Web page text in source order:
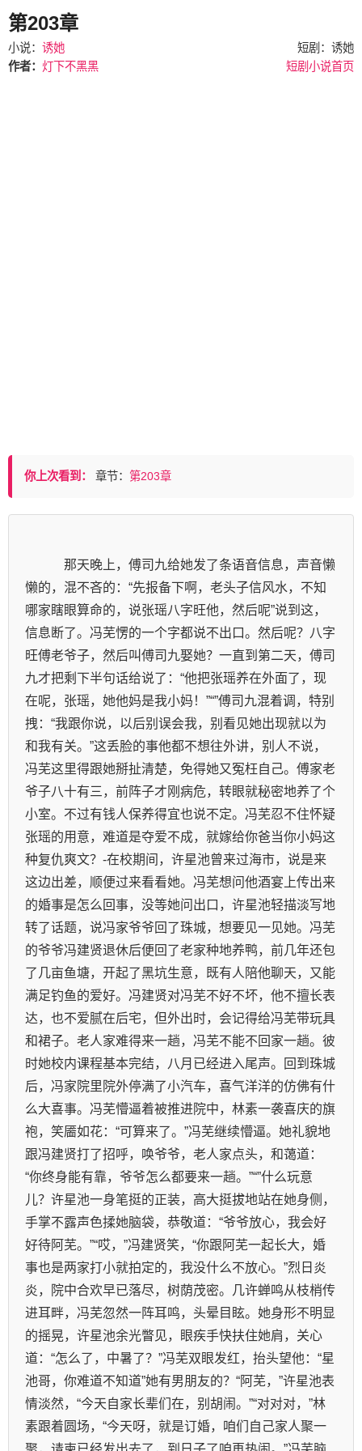
第203章
小说： 诱她
短剧：诱她
作者： 灯下不黑黑 短剧小说首页
你上次看到： 章节： 第203章
懒的，混不吝的：“先报备下啊，老头子信风水，不知
哪家瞎眼算命的，说张瑶八字旺他，然后呢”说到这，
信息断了。冯芜愣的一个字都说不出口。然后呢？八字
旺傅老爷子，然后叫傅司九娶她？一直到第二天，傅司
九才把剩下半句话给说了：“他把张瑶养在外面了，现
在呢，张瑶，她他妈是我小妈！”“”傅司九混着调，特别
拽：“我跟你说，以后别误会我，别看见她出现就以为
和我有关。”这丢脸的事他都不想往外讲，别人不说，
冯芜这里得跟她掰扯清楚，免得她又冤枉自己。傅家老
爷子八十有三，前阵子才刚病危，转眼就秘密地养了个
小室。不过有钱人保养得宜也说不定。冯芜忍不住怀疑
张瑶的用意，难道是夺爱不成，就嫁给你爸当你小妈这
种复仇爽文？-在校期间，许星池曾来过海市，说是来
这边出差，顺便过来看看她。冯芜想问他酒宴上传出来
的婚事是怎么回事，没等她问出口，许星池轻描淡写地
转了话题，说冯家爷爷回了珠城，想要见一见她。冯芜
的爷爷冯建贤退休后便回了老家种地养鸭，前几年还包
了几亩鱼塘，开起了黑坑生意，既有人陪他聊天，又能
满足钓鱼的爱好。冯建贤对冯芜不好不坏，他不擅长表
达，也不爱腻在后宅，但外出时，会记得给冯芜带玩具
和裙子。老人家难得来一趟，冯芜不能不回家一趟。彼
时她校内课程基本完结，八月已经进入尾声。回到珠城
后，冯家院里院外停满了小汽车，喜气洋洋的仿佛有什
么大喜事。冯芜懵逼着被推进院中，林素一袭喜庆的旗
袍，笑靥如花：“可算来了。”冯芜继续懵逼。她礼貌地
跟冯建贤打了招呼，唤爷爷，老人家点头，和蔼道：
“你终身能有靠，爷爷怎么都要来一趟。”“”什么玩意
儿？许星池一身笔挺的正装，高大挺拔地站在她身侧，
手掌不露声色揉她脑袋，恭敬道：“爷爷放心，我会好
好待阿芜。”“哎，”冯建贤笑，“你跟阿芜一起长大，婚
事也是两家打小就拍定的，我没什么不放心。”烈日炎
炎，院中合欢早已落尽，树荫茂密。几许蝉鸣从枝梢传
进耳畔，冯芜忽然一阵耳鸣，头晕目眩。她身形不明显
的摇晃，许星池余光瞥见，眼疾手快扶住她肩，关心
道：“怎么了，中暑了？”冯芜双眼发红，抬头望他：“星
池哥，你难道不知道”她有男朋友的？“阿芜，”许星池表
情淡然，“今天自家长辈们在，别胡闹。”“对对对，”林
素跟着圆场，“今天呀，就是订婚，咱们自己家人聚一